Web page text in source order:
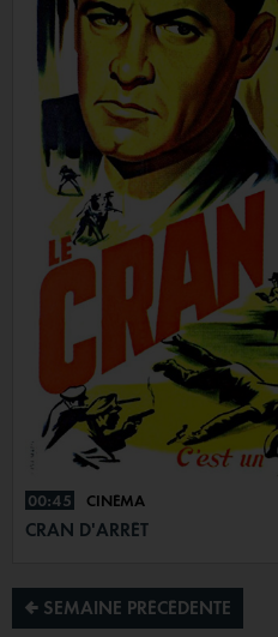
00:45 CINÉMA
CRAN D'ARRÊT
¡ SEMAINE PRÉCÉDENTE